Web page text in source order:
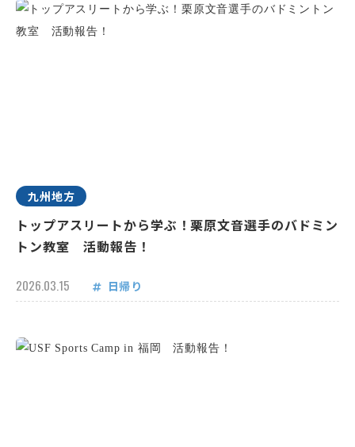
九州地方
トップアスリートから学ぶ！栗原文音選手のバドミン
トン教室 活動報告！
2026.03.15 日帰り